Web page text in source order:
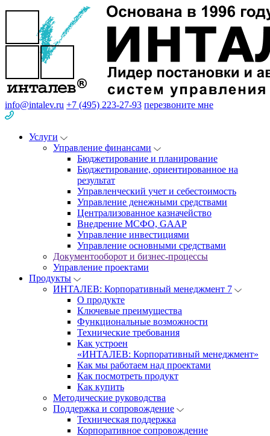
info@intalev.ru +7 (495) 223-27-93 перезвоните мне
Услуги
Управление финансами
Бюджетирование и планирование
Бюджетирование, ориентированное на
результат
Управленческий учет и себестоимость
Управление денежными средствами
Централизованное казначейство
Внедрение МСФО, GAAP
Управление инвестициями
Управление основными средствами
Документооборот и бизнес-процессы
Управление проектами
Продукты
ИНТАЛЕВ: Корпоративный менеджмент 7
О продукте
Ключевые преимущества
Функциональные возможности
Технические требования
Как устроен
«ИНТАЛЕВ: Корпоративный менеджмент»
Как мы работаем над проектами
Как посмотреть продукт
Как купить
Методические руководства
Поддержка и сопровождение
Техническая поддержка
Корпоративное сопровождение